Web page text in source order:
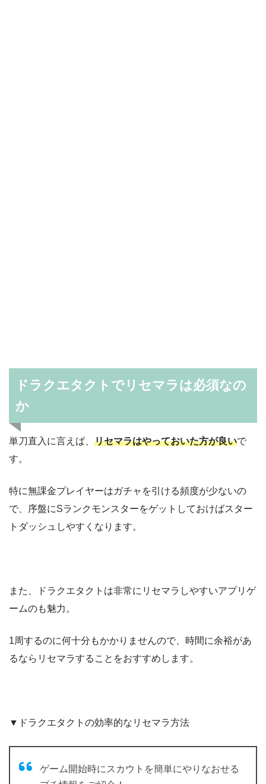
ドラクエタクトでリセマラは必須なの
か
単刀直入に言えば、 リセマラはやっておいた方が良いで
す。
特に無課金プレイヤーはガチャを引ける頻度が少ないの
で、序盤にSランクモンスターをゲットしておけばスター
トダッシュしやすくなります。
また、ドラクエタクトは非常にリセマラしやすいアプリゲ
ームのも魅力。
1周するのに何十分もかかりませんので、時間に余裕があ
るならリセマラすることをおすすめします。
▼ドラクエタクトの効率的なリセマラ方法
ゲーム開始時にスカウトを簡単にやりなおせる